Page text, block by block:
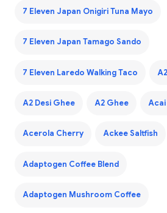
7 Eleven Japan Onigiri Tuna Mayo
7 Eleven Japan Tamago Sando
7 Eleven Laredo Walking Taco
A2 Desi Ghee A2 Ghee Acai
Acerola Cherry Ackee Saltfish
Adaptogen Coffee Blend
Adaptogen Mushroom Coffee